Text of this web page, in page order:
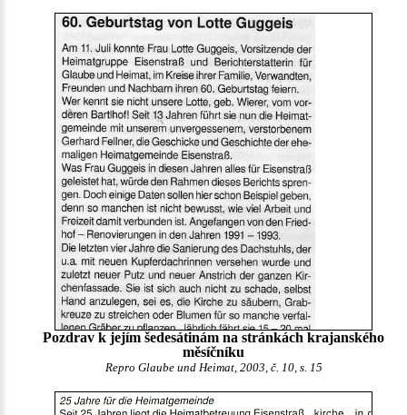
Pozdrav k jejím šedesátinám na stránkách krajanského
měsíčníku
Repro Glaube und Heimat, 2003, č. 10, s. 15